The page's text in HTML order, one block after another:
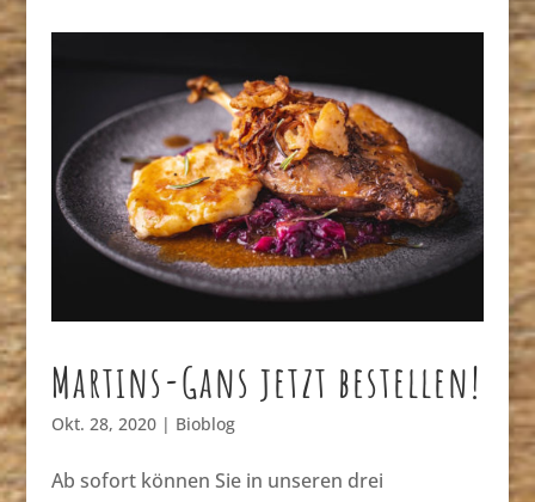
Martins-Gans jetzt bestellen!
Okt. 28, 2020| Bioblog
Ab sofort können Sie in unseren drei